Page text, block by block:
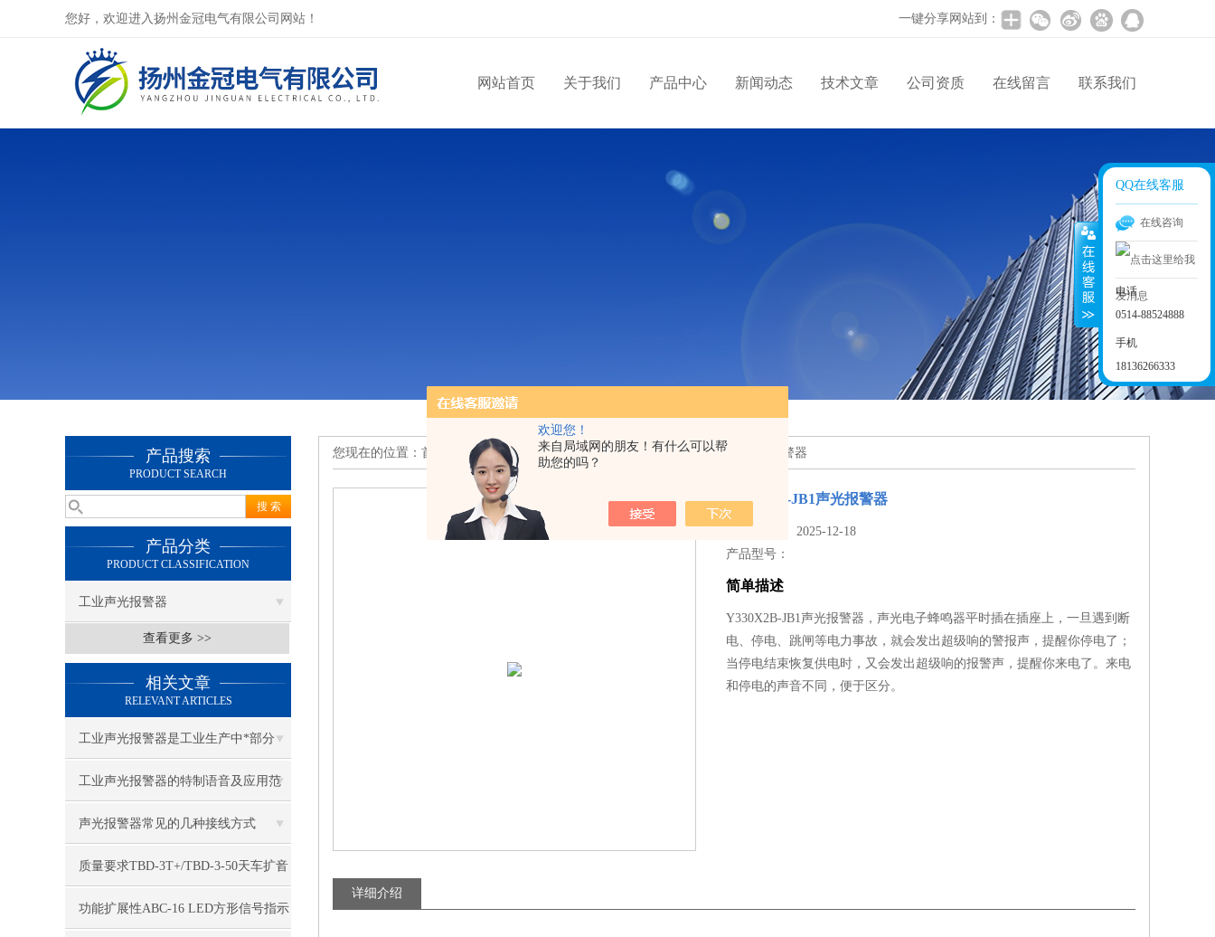
欢迎您！
来自局域网的朋友！有什么可以帮
助您的吗？
您好，欢迎进入扬州金冠电气有限公司网站！ 一键分享网站到：
网站首页 关于我们 产品中心 新闻动态 技术文章 公司资质 在线留言 联系我们
产品搜索
PRODUCT SEARCH
产品分类
PRODUCT CLASSIFICATION
工业声光报警器
查看更多 >>
相关文章
RELEVANT ARTICLES
工业声光报警器是工业生产中*部分
工业声光报警器的特制语音及应用范
围
声光报警器常见的几种接线方式
质量要求TBD-3T+/TBD-3-50天车扩音
讯响器
功能扩展性ABC-16 LED方形信号指示
您现在的位置： 首页 产品中心 >> >>工业声光报警器 >> Y330X2B-JB1声光报警器
Y330X2B-JB1声光报警器
更新时间： 2025-12-18
产品型号：
简单描述
Y330X2B-JB1声光报警器，声光电子蜂鸣器平时插在插座上，一旦遇到断
电、停电、跳闸等电力事故，就会发出超级响的警报声，提醒你停电了；
当停电结束恢复供电时，又会发出超级响的报警声，提醒你来电了。来电
和停电的声音不同，便于区分。
详细介绍
QQ在线客服
在线咨询
电话
0514-88524888
手机
18136266333